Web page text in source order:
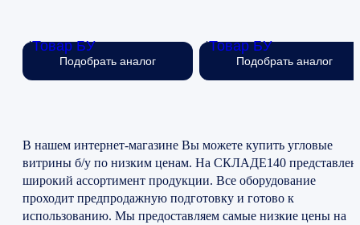
Товар БУ
Нет в наличии
Подобрать аналог
Товар БУ
Нет в наличии
Подобрать аналог
В нашем интернет-магазине Вы можете купить угловые
витрины б/у по низким ценам. На СКЛАДЕ140 представлен
широкий ассортимент продукции. Все оборудование
проходит предпродажную подготовку и готово к
использованию. Мы предоставляем самые низкие цены на